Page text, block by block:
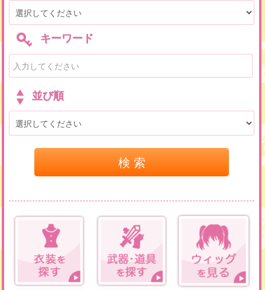
キーワード
並び順
検 索